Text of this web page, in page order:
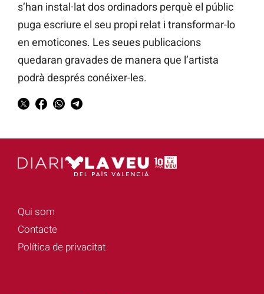
s’han instal·lat dos ordinadors perquè el públic
puga escriure el seu propi relat i transformar-lo
en emoticones. Les seues publicacions
quedaran gravades de manera que l’artista
podrà després conéixer-les.
Qui som
Contacte
Política de privacitat